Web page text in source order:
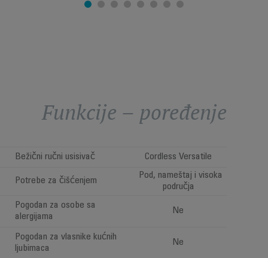
Funkcije – poređenje
Bežični ručni usisivač Cordless Versatile
Potrebe za čišćenjem
Pod, nameštaj i visoka
područja
Pogodan za osobe sa
alergijama
Ne
Pogodan za vlasnike kućnih
ljubimaca
Ne